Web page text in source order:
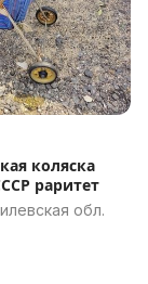
коляска
раритет
обл.